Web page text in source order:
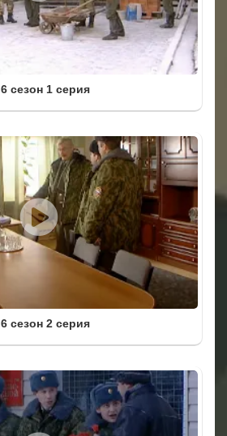
6 сезон 1 серия
6 сезон 2 серия